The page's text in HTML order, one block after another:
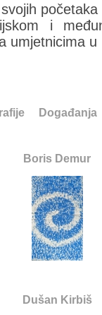
i
umjetnicima
Događanja
Boris Demur
Dušan Kirbiš